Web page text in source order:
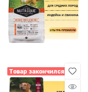
Товар закончился